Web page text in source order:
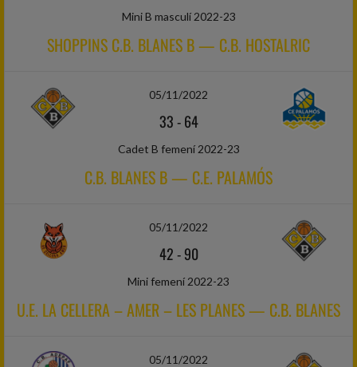
Mini B masculí 2022-23
SHOPPINS C.B. BLANES B — C.B. HOSTALRIC
05/11/2022
33-64
Cadet B femení 2022-23
C.B. BLANES B — C.E. PALAMÓS
05/11/2022
42-90
Mini femení 2022-23
U.E. LA CELLERA – AMER – LES PLANES — C.B. BLANES
05/11/2022